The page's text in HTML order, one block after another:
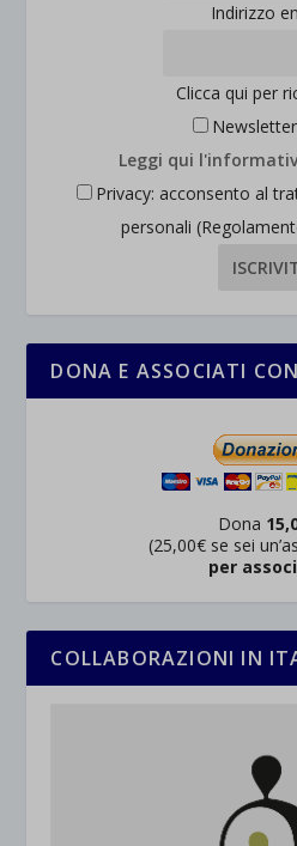
Indirizzo
Clicca qui per
Leggi qui
Privacy: acconsento al
personali
DONA E ASSOCIATI
Dona
(25,00€ se sei
per
COLLABORAZIONI IN